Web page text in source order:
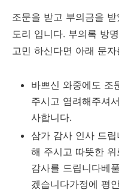
조문을 받고 부의금을
도리 입니다. 부의록 방
고민 하신다면 아래 문
바쁘신 와중에도 조
주시고 염려해주셔
사합니다.
삼가 감사 인사 드
해 주시고 따뜻한
감사를 드립니다베
겠습니다가정에 평